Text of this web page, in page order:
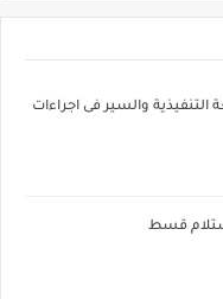
والسير فى اجراءات
قسط